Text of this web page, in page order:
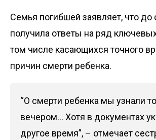
Семья погибшей заявляет, что до
получила ответы на ряд
том числе касающихся точного
причин смерти ребенка.
“О смерти ребенка мы узнали
вечером… Хотя в документах
другое время”, – отмечает